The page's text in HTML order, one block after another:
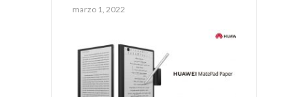
marzo 1, 2022